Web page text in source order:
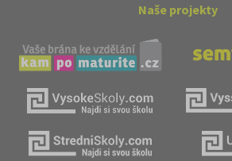
Naše projekty